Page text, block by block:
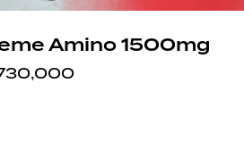
Amino 1500mg